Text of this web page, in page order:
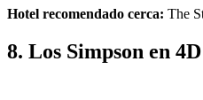
Hotel recomendado cerca: The
8. Los Simpson en 4D